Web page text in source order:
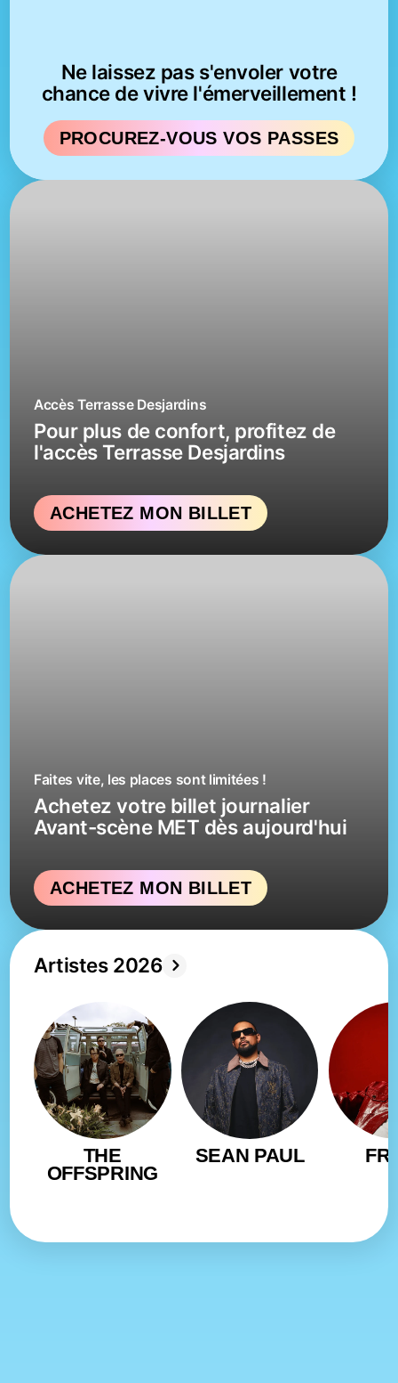
Ne laissez pas s'envoler votre
chance de vivre l'émerveillement !
PROCUREZ-VOUS VOS PASSES
Accès Terrasse Desjardins
Pour plus de confort, profitez de
l'accès Terrasse Desjardins
ACHETEZ MON BILLET
Faites vite, les places sont limitées !
Achetez votre billet journalier
Avant-scène MET dès aujourd'hui
ACHETEZ MON BILLET
Artistes 2026
THE
OFFSPRING
SEAN PAUL